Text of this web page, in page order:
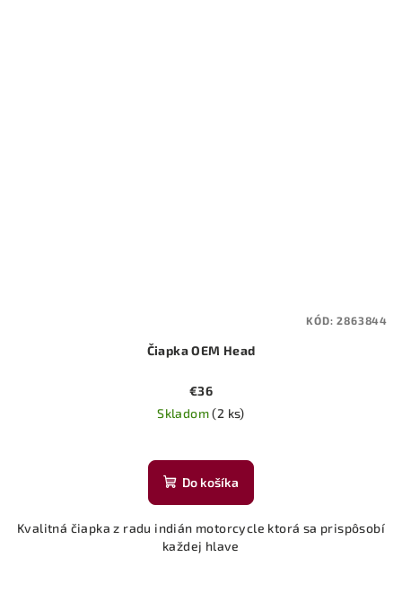
Čiapka OEM Head
€36
Skladom(2 ks)
Do košíka
Kvalitná čiapka z radu indián motorcycle ktorá sa prispôsobí
každej hlave
KÓD:2863844